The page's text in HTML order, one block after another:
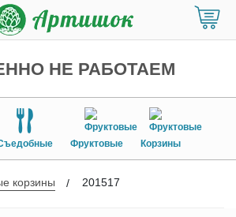
НЕ РАБОТАЕМ
Фруктовые Корзины
корзины 201517